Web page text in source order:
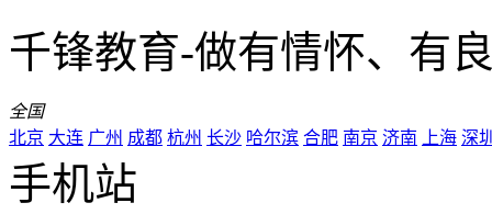
千锋教育-做有情怀、有
全国
北京 大连 广州 成都 杭州 长沙 哈尔滨 合肥 南京 济南 上海 深
手机站